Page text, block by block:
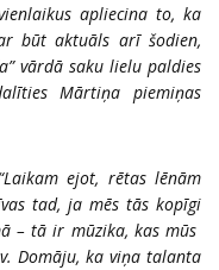
apliecina to, ka
būt aktuāls arī šodien,
vārdā saku lielu paldies
Mārtiņa piemiņas
“Laikam ejot, rētas lēnām
tad, ja mēs tās kopīgi
– tā ir mūzika, kas mūs
Domāju, ka viņa talanta